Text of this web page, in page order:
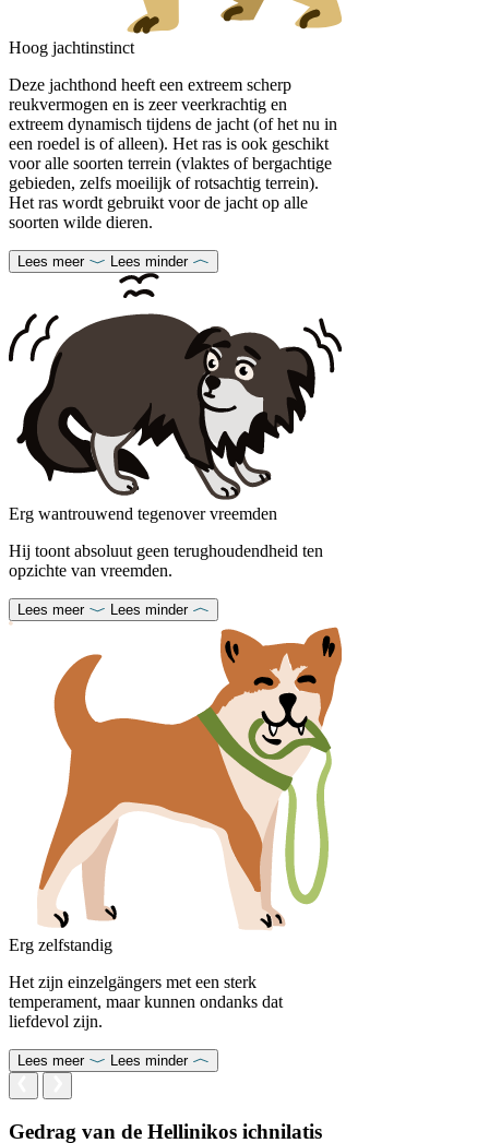
Hoog jachtinstinct
Deze jachthond heeft een extreem scherp
reukvermogen en is zeer veerkrachtig en
extreem dynamisch tijdens de jacht (of het nu in
een roedel is of alleen). Het ras is ook geschikt
voor alle soorten terrein (vlaktes of bergachtige
gebieden, zelfs moeilijk of rotsachtig terrein).
Het ras wordt gebruikt voor de jacht op alle
soorten wilde dieren.
Lees meer Lees minder
Erg wantrouwend tegenover vreemden
Hij toont absoluut geen terughoudendheid ten
opzichte van vreemden.
Lees meer Lees minder
Erg zelfstandig
Het zijn einzelgängers met een sterk
temperament, maar kunnen ondanks dat
liefdevol zijn.
Lees meer Lees minder
Gedrag van de Hellinikos ichnilatis